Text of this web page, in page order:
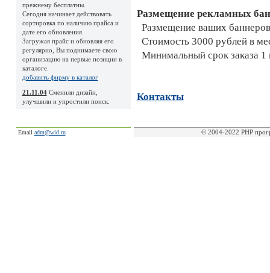
прежнему бесплатны.
Сегодня начинает действовать
сортировка по наличию прайса и
дате его обновления.
Загружая прайс и обновляя его
регулярно, Вы поднимаете свою
организацию на первые позиции в
каталоге.
добавить фирму в каталог
21.11.04Сменили дизайн,
улучшили и упростили поиск.
Размещение рекламных
Размещение ваших
Стоимость 3000 рублей в
Минимальный срок заказа 1
Контакты
Email adm@wid.ru © 2004-2022 PHP